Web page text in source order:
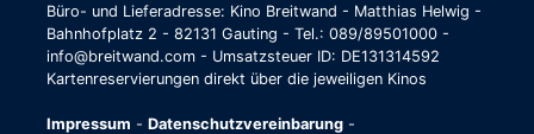
Büro- und Lieferadresse: Kino Breitwand - Matthias Helwig -
Bahnhofplatz 2 - 82131 Gauting - Tel.: 089/89501000 -
info@breitwand.com - Umsatzsteuer ID: DE131314592
Kartenreservierungen direkt über die jeweiligen Kinos
Impressum - Datenschutzvereinbarung -